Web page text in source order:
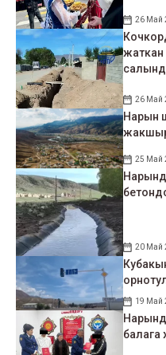
26 Май
жаткан
26 Май
Нарын
25 Май
20 Май
19 Май
балага